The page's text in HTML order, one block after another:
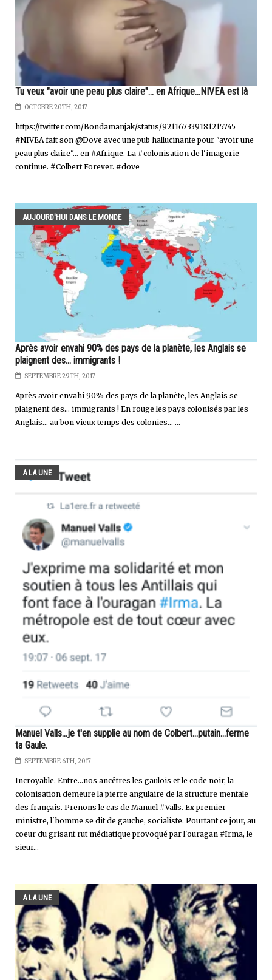
Tu veux "avoir une peau plus claire"... en Afrique...NIVEA est là
OCTOBRE 20TH, 2017
https://twitter.com/Bondamanjak/status/921167339181215745
#NIVEA fait son @Dove avec une pub hallucinante pour "avoir une
peau plus claire"... en #Afrique. La #colonisation de l'imagerie
continue. #Colbert Forever. #dove
AUJOURD'HUI DANS LE MONDE
Après avoir envahi 90% des pays de la planète, les Anglais se
plaignent des... immigrants !
SEPTEMBRE 29TH, 2017
Après avoir envahi 90% des pays de la planète, les Anglais se
plaignent des... immigrants ! En rouge les pays colonisés par les
Anglais... au bon vieux temps des colonies... ...
A LA UNE
Manuel Valls...je t'en supplie au nom de Colbert...putain...ferme
ta Gaule.
SEPTEMBRE 6TH, 2017
Incroyable. Entre...nos ancêtres les gaulois et le code noir, la
colonisation demeure la pierre angulaire de la structure mentale
des français. Prenons le cas de Manuel #Valls. Ex premier
ministre, l'homme se dit de gauche, socialiste. Pourtant ce jour, au
coeur du grisant rut médiatique provoqué par l'ouragan #Irma, le
sieur...
A LA UNE